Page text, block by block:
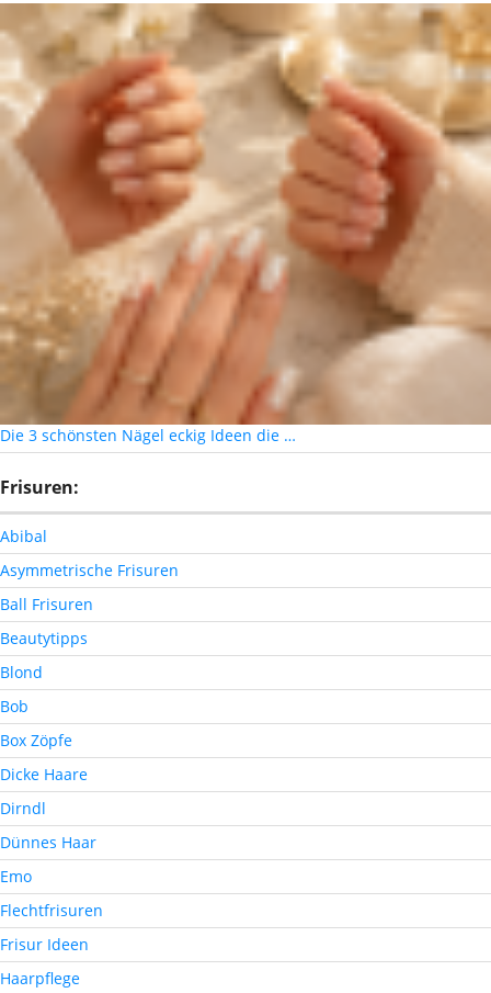
Die 3 schönsten Nägel eckig Ideen die …
Frisuren:
Abibal
Asymmetrische Frisuren
Ball Frisuren
Beautytipps
Blond
Bob
Box Zöpfe
Dicke Haare
Dirndl
Dünnes Haar
Emo
Flechtfrisuren
Frisur Ideen
Haarpflege